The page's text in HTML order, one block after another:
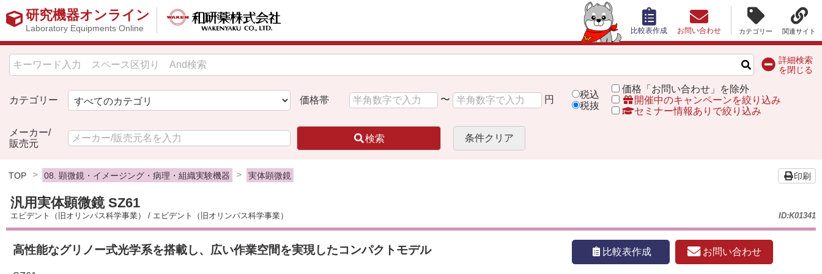
研究機器オンライン
Laboratory Equipments Online カテゴリー 関連サイト
比較表作成 お問い合わせ
詳細検索
を閉じる
カテゴリー
メーカー/
販売元
価格帯 〜 円
税込
税抜
価格「お問い合わせ」を除外
開催中のキャンペーンを絞り込み
セミナー情報ありで絞り込み
検索 条件クリア
TOP 08. 顕微鏡・イメージング・病理・組織実験機器 実体顕微鏡 印刷
汎用実体顕微鏡 SZ61
エビデント（旧オリンパス科学事業） / エビデント（旧オリンパス科学事業） ID:K01341
比較表作成 お問い合わせ
高性能なグリノー式光学系を搭載し、広い作業空間を実現したコンパクトモデル